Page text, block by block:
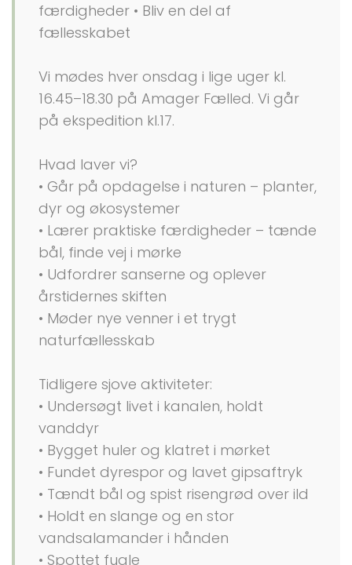
færdigheder • Bliv en del af
fællesskabet
Vi mødes hver onsdag i lige uger kl.
16.45–18.30 på Amager Fælled. Vi går
på ekspedition kl.17.
Hvad laver vi?
• Går på opdagelse i naturen – planter,
dyr og økosystemer
• Lærer praktiske færdigheder – tænde
bål, finde vej i mørke
• Udfordrer sanserne og oplever
årstidernes skiften
• Møder nye venner i et trygt
naturfællesskab
Tidligere sjove aktiviteter:
• Undersøgt livet i kanalen, holdt
vanddyr
• Bygget huler og klatret i mørket
• Fundet dyrespor og lavet gipsaftryk
• Tændt bål og spist risengrød over ild
• Holdt en slange og en stor
vandsalamander i hånden
• Spottet fugle